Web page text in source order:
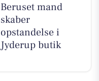
Beruset mand
skaber
opstandelse i
Jyderup butik